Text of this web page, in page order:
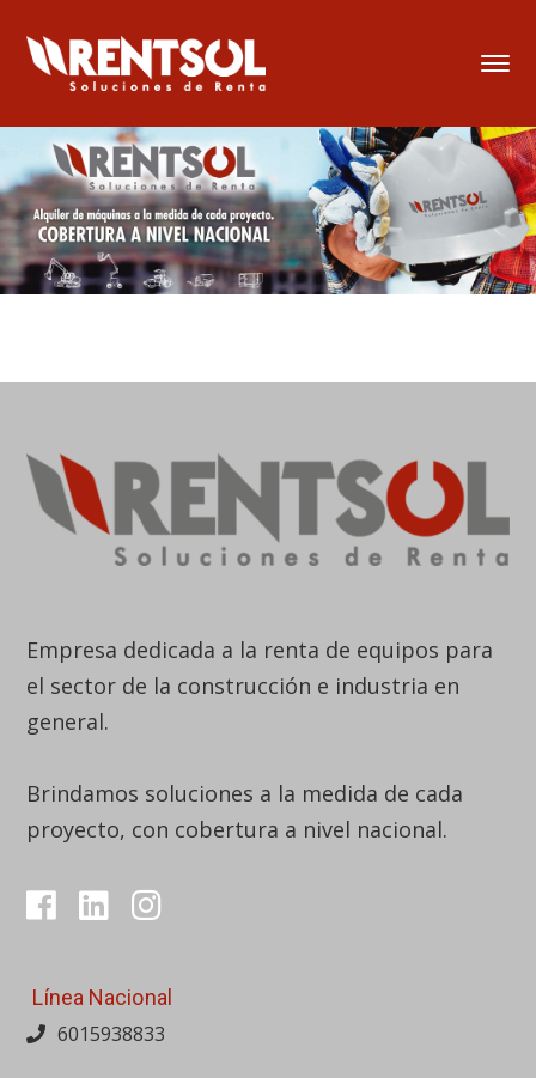
Empresa dedicada a la renta de equipos para
el sector de la construcción e industria en
general.
Brindamos soluciones a la medida de cada
proyecto, con cobertura a nivel nacional.
Línea Nacional
6015938833